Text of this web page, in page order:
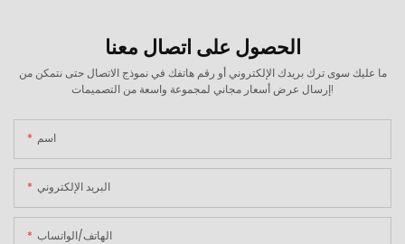
الحصول على اتصال معنا
ما عليك سوى ترك بريدك الإلكتروني أو رقم هاتفك في نموذج الاتصال حتى نتمكن من
إرسال عرض أسعار مجاني لمجموعة واسعة من التصميمات!
اسم
البريد الإلكتروني
الهاتف/الواتساب